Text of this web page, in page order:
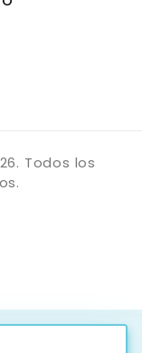
Todos los